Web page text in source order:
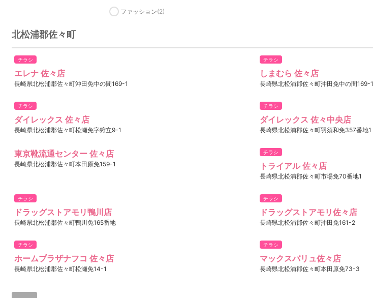
ファッション(2)
北松浦郡佐々町
チラシ
エレナ 佐々店
長崎県北松浦郡佐々町沖田免中の間169-1
チラシ
しまむら 佐々店
長崎県北松浦郡佐々町沖田免中の間169-1
チラシ
ダイレックス 佐々店
長崎県北松浦郡佐々町松瀬免字狩立9-1
チラシ
ダイレックス 佐々中央店
長崎県北松浦郡佐々町羽須和免357番地1
東京靴流通センター 佐々店
長崎県北松浦郡佐々町本田原免159-1
チラシ
トライアル 佐々店
長崎県北松浦郡佐々町市場免70番地1
チラシ
ドラッグストアモリ鴨川店
長崎県北松浦郡佐々町鴨川免165番地
チラシ
ドラッグストアモリ佐々店
長崎県北松浦郡佐々町沖田免161-2
チラシ
ホームプラザナフコ 佐々店
長崎県北松浦郡佐々町松瀬免14-1
チラシ
マックスバリュ佐々店
長崎県北松浦郡佐々町本田原免73-3